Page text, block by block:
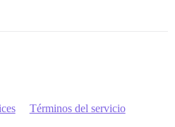
Términos del servicio